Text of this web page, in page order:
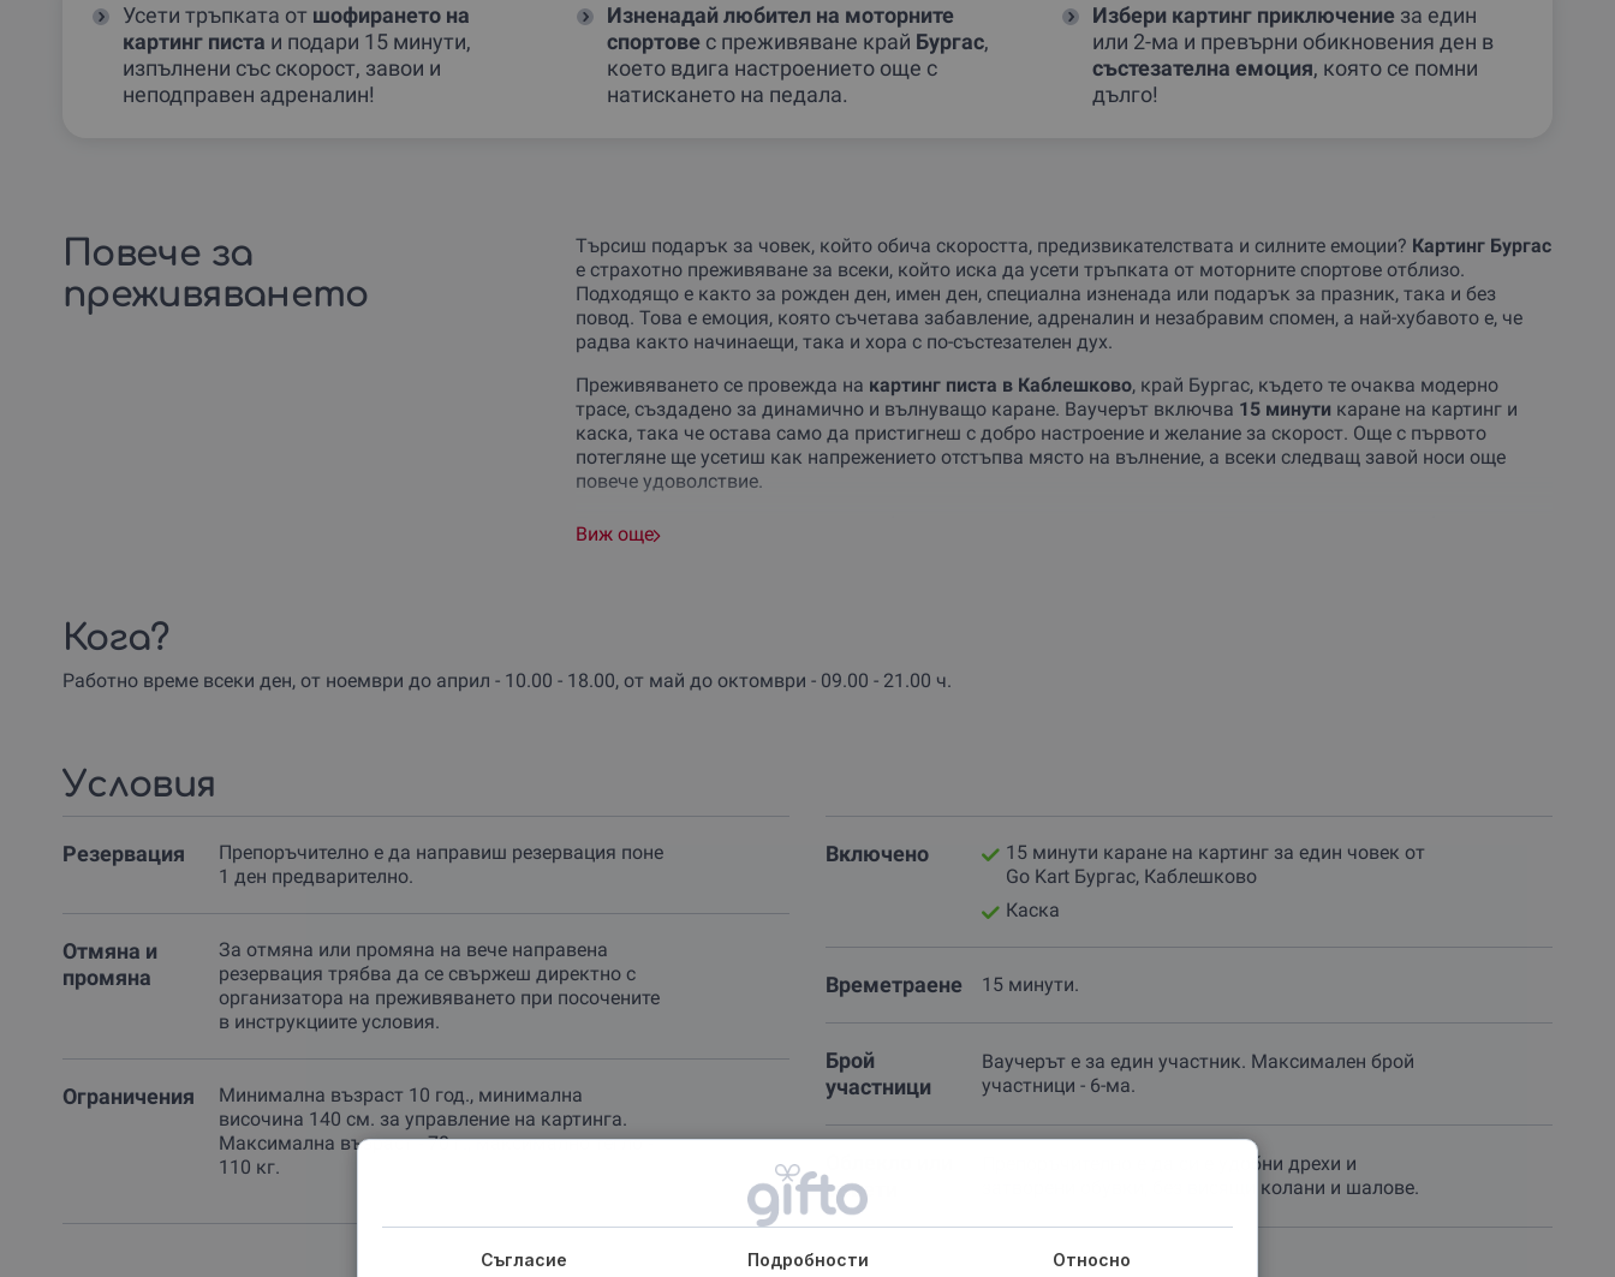
Усети тръпката от шофирането на
картинг писта и подари 15 минути,
изпълнени със скорост, завои и
неподправен адреналин!
Изненадай любител на моторните
спортове с преживяване край Бургас,
което вдига настроението още с
натискането на педала.
Избери картинг приключениеза един
или 2-ма и превърни обикновения ден в
състезателна емоция, която се помни
дълго!
Повече за
преживяването
Търсиш подарък за човек, който обича скоростта, предизвикателствата и силните емоции? Картинг Бургас
е страхотно преживяване за всеки, който иска да усети тръпката от моторните спортове отблизо.
Подходящо е както за рожден ден, имен ден, специална изненада или подарък за празник, така и без
повод. Това е емоция, която съчетава забавление, адреналин и незабравим спомен, а най-хубавото е, че
радва както начинаещи, така и хора с по-състезателен дух.
Преживяването се провежда на картинг писта в Каблешково, край Бургас, където те очаква модерно
трасе, създадено за динамично и вълнуващо каране. Ваучерът включва 15 минути каране на картинг и
каска, така че остава само да пристигнеш с добро настроение и желание за скорост. Още с първото
потегляне ще усетиш как напрежението отстъпва място на вълнение, а всеки следващ завой носи още
повече удоволствие.
Пистата е подходяща както за любители, така и за
прави отсечки и завои, които правят карането интересно, разнообразно и увлекателно. Това приключение
които не могат да управляват самостоятелно, могат да се качат на
Виж още
Кога?
Работно време всеки ден, от ноември до април - 10.00 - 18.00, от май до октомври - 09.00 - 21.00 ч.
Условия
Резервация
Препоръчително е да направиш резервация поне
1 ден предварително.
Отмяна и
промяна
За отмяна или промяна на вече направена
резервация трябва да се свържеш директно с
организатора на преживяването при посочените
в инструкциите условия.
Ограничения
Минимална възраст 10 год., минимална
височина 140 см. за управление на картинга.
Максимална възраст - 70 г., максимално тегло -
110 кг.
Включено
15 минути каране на картинг за един човек от
Go Kart Бургас, Каблешково
Каска
Времетраене 15 минути.
Брой
участници
Ваучерът е за един участник. Максимален брой
участници - 6-ма.
съвети
Препоръчително е да си е удобни дрехи и
затворени обувки, без висящи колани и шалове.
Съгласие Подробности Относно